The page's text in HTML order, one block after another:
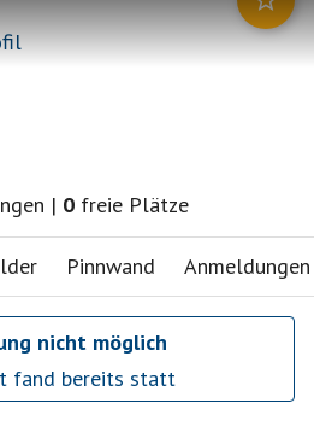
| 0 freie Plätze
Pinnwand Anmeldungen
nicht möglich
fand bereits statt